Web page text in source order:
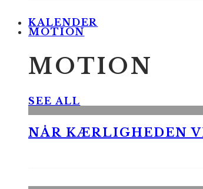
KALENDER
MOTION
MOTION
SEE ALL
NÅR KÆRLIGHEDEN